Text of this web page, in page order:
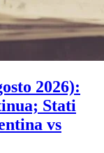
2026):
Stati
vs